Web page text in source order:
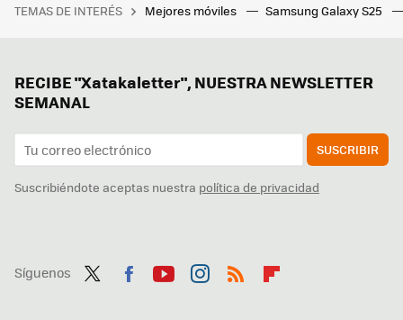
TEMAS DE INTERÉS Mejores móviles Samsung Galaxy S25
RECIBE "Xatakaletter", NUESTRA NEWSLETTER
SEMANAL
SUSCRIBIR
Suscribiéndote aceptas nuestra política de privacidad
Síguenos